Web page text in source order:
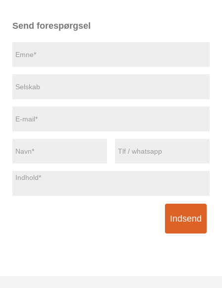
Send forespørgsel
Indsend